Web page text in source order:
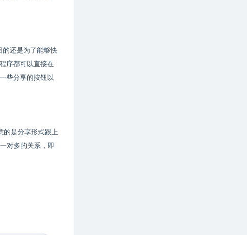
的还是为了能够快
序都可以直接在
些分享的按钮以
的是分享形式跟上
对多的关系，即